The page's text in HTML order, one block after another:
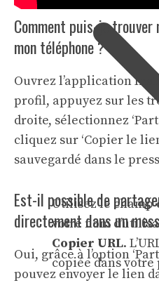
Utilisez le champ
votre nom
Copier URL.
copiée dans votre
Comment puis-je trouver
mon téléphone ?
Ouvrez l’application
profil, appuyez sur les
droite, sélectionnez
cliquez sur ‘Copier le
sauvegardé dans le
Est-il possible de
directement dans un
Oui, grâce à l’option
pouvez envoyer le lien